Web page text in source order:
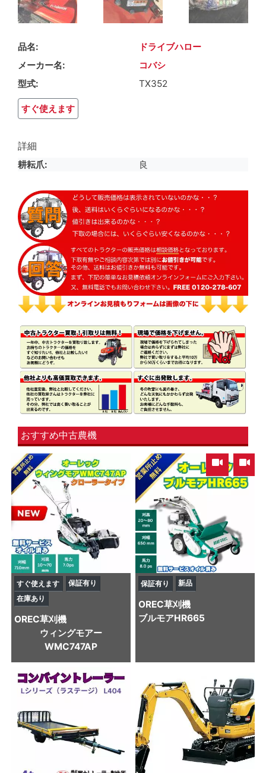
品名
ドライブハロー
メーカー名
コバシ
型式
TX352
すぐ使えます
詳細
耕耘爪 良
おすすめ中古農機
すぐ使えます
保証有り
在庫あり
OREC草刈機
ウィングモアー
WMC747AP
,
保証有り 新品
OREC草刈機
ブルモアHR665